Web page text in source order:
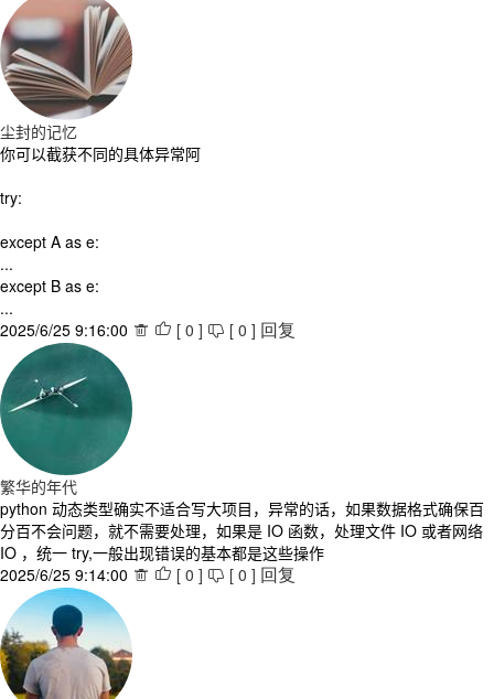
尘封的记忆
你可以截获不同的具体异常阿
try:
except A as e:
...
except B as e:
...
2025/6/25 9:16:00   [ 0 ]  [ 0 ] 回复
繁华的年代
python 动态类型确实不适合写大项目，异常的话，如果数据格式确保百
分百不会问题，就不需要处理，如果是 IO 函数，处理文件 IO 或者网络
IO ，统一 try,一般出现错误的基本都是这些操作
2025/6/25 9:14:00   [ 0 ]  [ 0 ] 回复